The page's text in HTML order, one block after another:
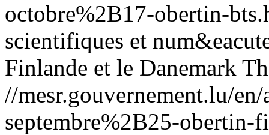
octobre%2B17-obertin-
scientifiques et
Finlande et le Danemark
//mesr.gouvernement.lu/
septembre%2B25-obertin-